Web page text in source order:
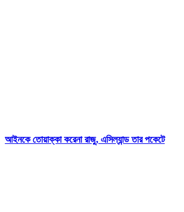
আইনকে তোয়াক্কা করেনা রাজু, এসিল্যান্ড তার পকেটে